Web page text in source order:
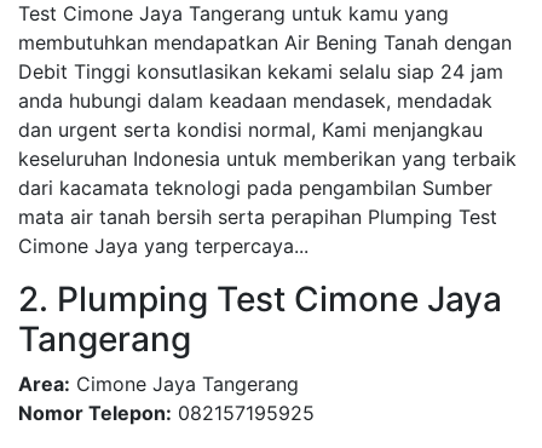
Test Cimone Jaya Tangerang untuk kamu yang
membutuhkan mendapatkan Air Bening Tanah dengan
Debit Tinggi konsutlasikan kekami selalu siap 24 jam
anda hubungi dalam keadaan mendasek, mendadak
dan urgent serta kondisi normal, Kami menjangkau
keseluruhan Indonesia untuk memberikan yang terbaik
dari kacamata teknologi pada pengambilan Sumber
mata air tanah bersih serta perapihan Plumping Test
Cimone Jaya yang terpercaya...
2. Plumping Test Cimone Jaya
Tangerang
Area: Cimone Jaya Tangerang
Nomor Telepon: 082157195925